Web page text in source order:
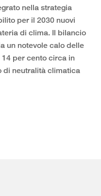
nella strategia
per il 2030 nuovi
di clima. Il bilancio
un notevole calo delle
per cento circa in
di neutralità climatica